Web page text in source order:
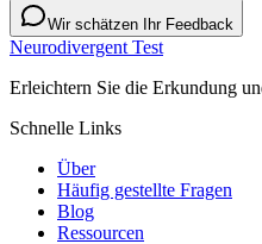
Wir schätzen Ihr Feedback
Neurodivergent Test
Erleichtern Sie die Erkundung
Schnelle Links
Über
Häufig gestellte Fragen
Blog
Ressourcen